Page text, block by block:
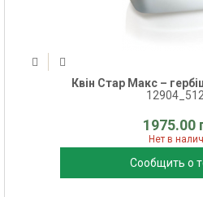
Квін Стар Макс –
1975.00
Нет в
Сообщить о